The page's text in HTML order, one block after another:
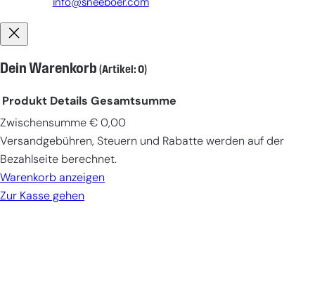
info@sneeboer.com
Dein Warenkorb (Artikel: 0)
Produkte
im
Warenkorb
Produkt Details Gesamtsumme
Zwischensumme € 0,00
Versandgebühren, Steuern und Rabatte werden auf der
Bezahlseite berechnet.
Warenkorb anzeigen
Zur Kasse gehen